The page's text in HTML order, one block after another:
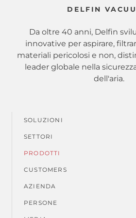
DELFIN
Da oltre 40 anni, Delfin
innovative per aspirare,
materiali pericolosi e non,
leader globale nella
dell'aria.
Menu
di
piè
di
pagina
SOLUZIONI
SETTORI
PRODOTTI
CUSTOMERS
AZIENDA
PERSONE